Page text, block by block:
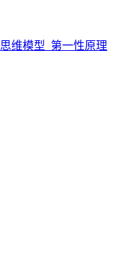
思维模型_第一性原理